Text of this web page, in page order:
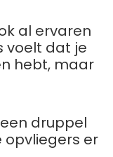
al ervaren
voelt dat je
hebt, maar
druppel
opvliegers er